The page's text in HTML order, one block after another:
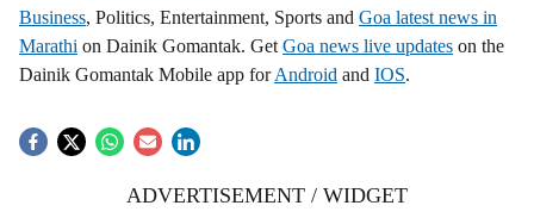
Business, Politics, Entertainment, Sports and Goa latest news in
Marathi on Dainik Gomantak. Get Goa news live updates on the
Dainik Gomantak Mobile app forAndroid and IOS.
ADVERTISEMENT / WIDGET